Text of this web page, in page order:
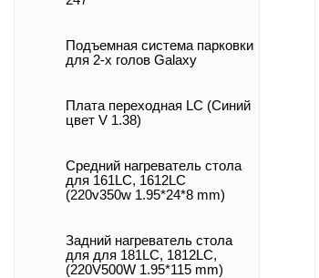
Подъемная система парковки
для 2-х голов Galaxy
Плата переходная LC (Синий
цвет V 1.38)
Средний нагреватель стола
для 161LC, 1612LC
(220v350w 1.95*24*8 mm)
Задний нагреватель стола
для для 181LC, 1812LC,
(220V500W 1.95*115 mm)